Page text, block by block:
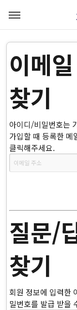
이메
찾기
아이디/비밀번호는
가입할 때 등록한
클릭해주세요.
질문/
찾기
회원 정보에 입력한
밀번호를 발급 받을